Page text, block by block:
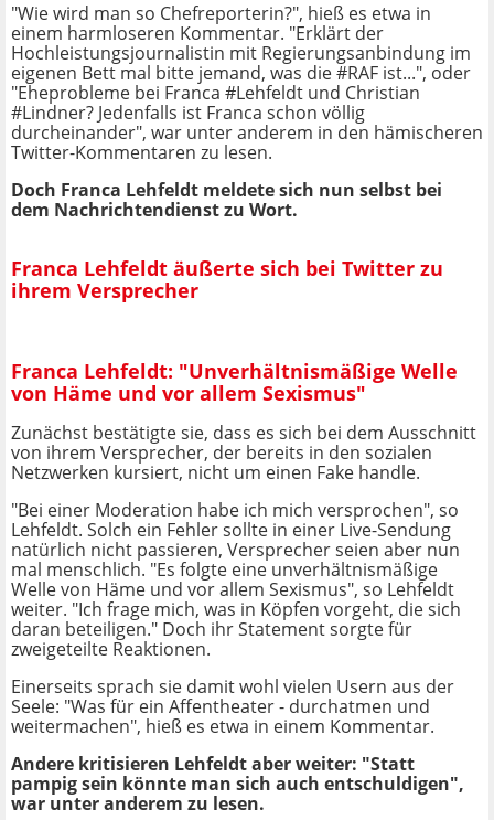
"Wie wird man so Chefreporterin?", hieß es etwa in
einem harmloseren Kommentar. "Erklärt der
Hochleistungsjournalistin mit Regierungsanbindung im
eigenen Bett mal bitte jemand, was die #RAF ist...", oder
"Eheprobleme bei Franca #Lehfeldt und Christian
#Lindner? Jedenfalls ist Franca schon völlig
durcheinander", war unter anderem in den hämischeren
Twitter-Kommentaren zu lesen.
Doch Franca Lehfeldt meldete sich nun selbst bei
dem Nachrichtendienst zu Wort.
Franca Lehfeldt äußerte sich bei Twitter zu
ihrem Versprecher
Franca Lehfeldt: "Unverhältnismäßige Welle
von Häme und vor allem Sexismus"
Zunächst bestätigte sie, dass es sich bei dem Ausschnitt
von ihrem Versprecher, der bereits in den sozialen
Netzwerken kursiert, nicht um einen Fake handle.
"Bei einer Moderation habe ich mich versprochen", so
Lehfeldt. Solch ein Fehler sollte in einer Live-Sendung
natürlich nicht passieren, Versprecher seien aber nun
mal menschlich. "Es folgte eine unverhältnismäßige
Welle von Häme und vor allem Sexismus", so Lehfeldt
weiter. "Ich frage mich, was in Köpfen vorgeht, die sich
daran beteiligen." Doch ihr Statement sorgte für
zweigeteilte Reaktionen.
Einerseits sprach sie damit wohl vielen Usern aus der
Seele: "Was für ein Affentheater - durchatmen und
weitermachen", hieß es etwa in einem Kommentar.
Andere kritisieren Lehfeldt aber weiter: "Statt
pampig sein könnte man sich auch entschuldigen",
war unter anderem zu lesen.